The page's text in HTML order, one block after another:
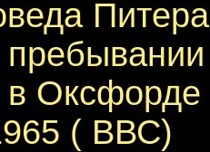
Питера
в Оксфорде
( ВВС)